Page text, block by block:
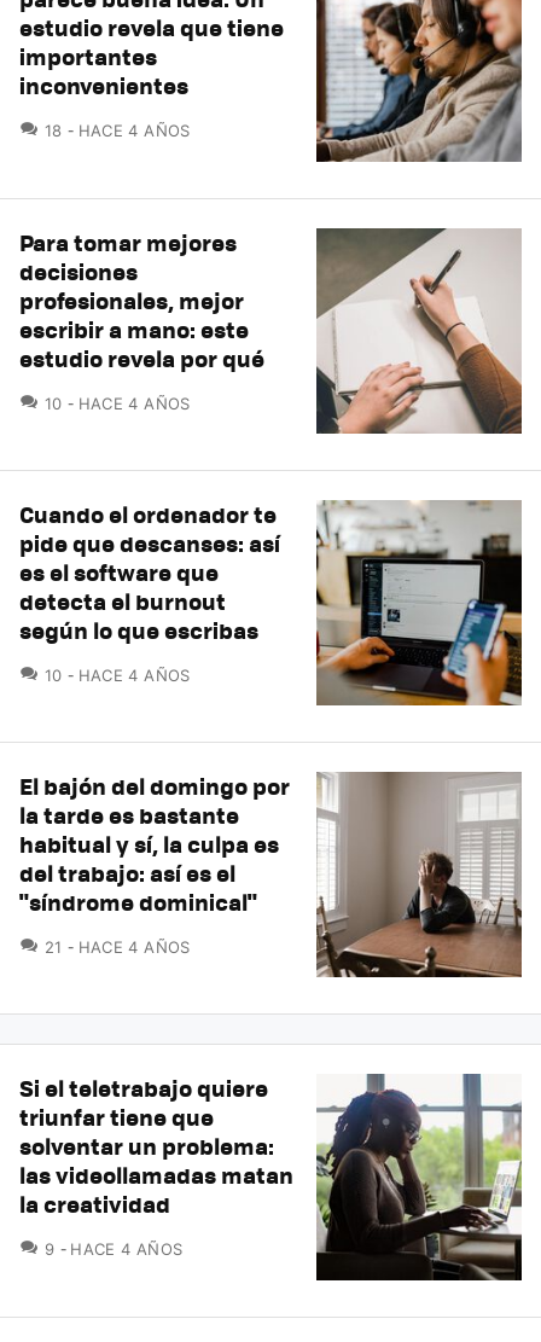
estudio revela que tiene
importantes
inconvenientes
18 COMENTARIOS
HACE 4 AÑOS
Para tomar mejores
decisiones
profesionales, mejor
escribir a mano: este
estudio revela por qué
10 COMENTARIOS
HACE 4 AÑOS
Cuando el ordenador te
pide que descanses: así
es el software que
detecta el burnout
según lo que escribas
10 COMENTARIOS
HACE 4 AÑOS
El bajón del domingo por
la tarde es bastante
habitual y sí, la culpa es
del trabajo: así es el
"síndrome dominical"
21 COMENTARIOS
HACE 4 AÑOS
Si el teletrabajo quiere
triunfar tiene que
solventar un problema:
las videollamadas matan
la creatividad
9 COMENTARIOS
HACE 4 AÑOS